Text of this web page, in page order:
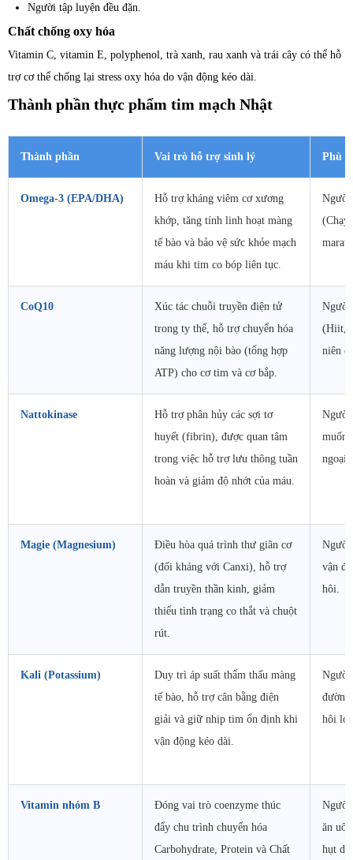
Người tập luyện đều đặn.
Chất chống oxy hóa
Vitamin C, vitamin E, polyphenol, trà xanh, rau xanh và trái cây có thể hỗ
trợ cơ thể chống lại stress oxy hóa do vận động kéo dài.
Thành phần thực phẩm tim mạch Nhật
Thành phần Vai trò hỗ trợ sinh lý Phù
Omega-3 (EPA/DHA)
Hỗ trợ kháng viêm cơ xương
khớp, tăng tính linh hoạt màng
tế bào và bảo vệ sức khỏe mạch
máu khi tim co bóp liên tục.
Người
(Chạy
CoQ10
Xúc tác chuỗi truyền điện tử
trong ty thể, hỗ trợ chuyển hóa
năng lượng nội bào (tổng hợp
ATP) cho cơ tim và cơ bắp.
Người
(Hiit,
niên
Nattokinase
Hỗ trợ phân hủy các sợi tơ
huyết (fibrin), được quan tâm
trong việc hỗ trợ lưu thông tuần
hoàn và giảm độ nhớt của máu.
Người
muốn
ngoại
Magie (Magnesium)
Điều hòa quá trình thư giãn cơ
(đối kháng với Canxi), hỗ trợ
dẫn truyền thần kinh, giảm
thiểu tình trạng co thắt và chuột
rút.
Người
vận
hôi.
Kali (Potassium)
Duy trì áp suất thẩm thấu màng
tế bào, hỗ trợ cân bằng điện
giải và giữ nhịp tim ổn định khi
vận động kéo dài.
Người
hôi
Vitamin nhóm B
Đóng vai trò coenzyme thúc
đẩy chu trình chuyển hóa
Carbohydrate, Protein và Chất
Người
ăn
hụt